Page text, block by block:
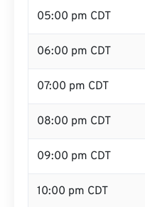
05:00 pm CDT
06:00 pm CDT
07:00 pm CDT
08:00 pm CDT
09:00 pm CDT
10:00 pm CDT